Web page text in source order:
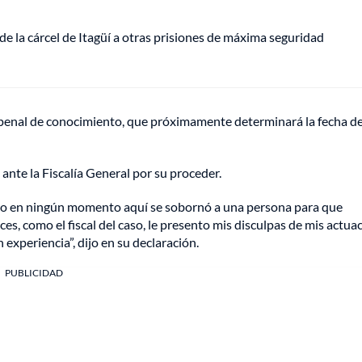
la cárcel de Itagüí a otras prisiones de máxima seguridad
de conocimiento, que próximamente determinará la fecha
la Fiscalía General por su proceder.
en ningún momento aquí se sobornó a una persona para que
como el fiscal del caso, le presento mis disculpas de mis
dijo en su declaración.
PUBLICIDAD